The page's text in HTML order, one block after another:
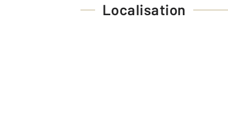
Localisation